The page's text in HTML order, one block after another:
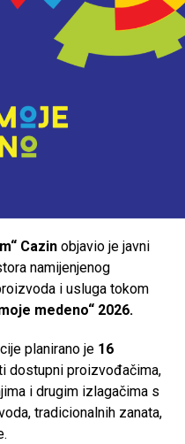
Cazinobjavio je javni
namijenjenog
i usluga tokom
medeno“ 2026.
planirano je 16
dostupni proizvođačima,
i drugim izlagačima s
tradicionalnih zanata,